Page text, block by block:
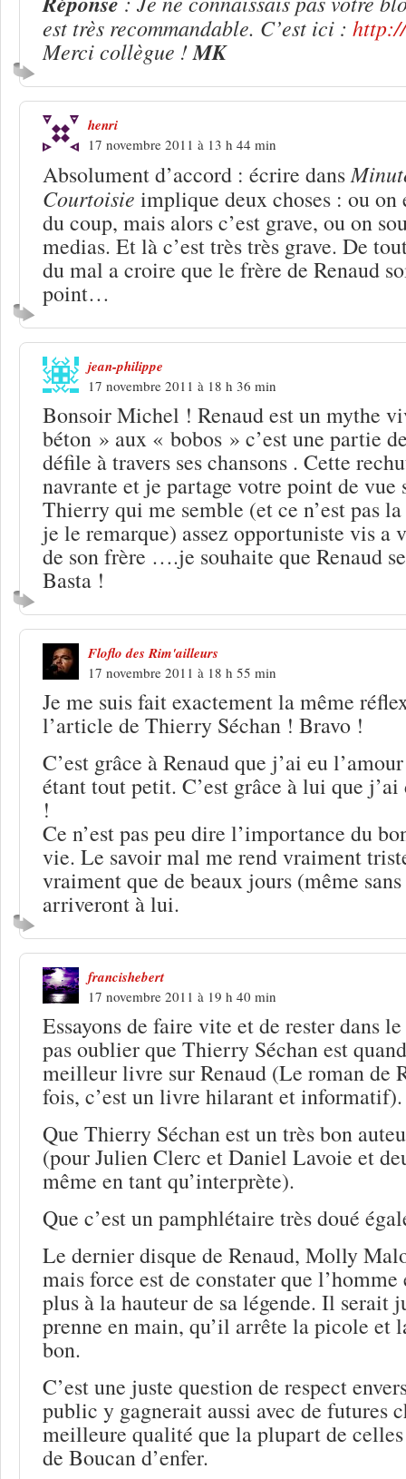
est très recommandable. C’est ici :
Merci collègue !MK
henri
17 novembre 2011 à 13 h 44 min
Absolument d’accord : écrire dans
Courtoisie implique deux choses : ou on
du coup, mais alors c’est grave, ou on
medias. Et là c’est très très grave. De
du mal a croire que le frère de Renaud
point…
jean-philippe
17 novembre 2011 à 18 h 36 min
Bonsoir Michel ! Renaud est un mythe
béton » aux « bobos » c’est une partie
défile à travers ses chansons . Cette
navrante et je partage votre point de vue
Thierry qui me semble (et ce n’est pas
je le remarque) assez opportuniste vis a
de son frère ….je souhaite que Renaud
Basta !
Floflo des Rim'ailleurs
17 novembre 2011 à 18 h 55 min
Je me suis fait exactement la même
l’article de Thierry Séchan ! Bravo !
C’est grâce à Renaud que j’ai eu
étant tout petit. C’est grâce à lui que j’ai
!
Ce n’est pas peu dire l’importance du
vie. Le savoir mal me rend vraiment
vraiment que de beaux jours (même
arriveront à lui.
francishebert
17 novembre 2011 à 19 h 40 min
Essayons de faire vite et de rester dans
pas oublier que Thierry Séchan est
meilleur livre sur Renaud (Le roman de
fois, c’est un livre hilarant et informatif).
Que Thierry Séchan est un très bon
(pour Julien Clerc et Daniel Lavoie et
même en tant qu’interprète).
Que c’est un pamphlétaire très doué
Le dernier disque de Renaud, Molly
mais force est de constater que
plus à la hauteur de sa légende. Il serait
prenne en main, qu’il arrête la picole et
bon.
C’est une juste question de respect
public y gagnerait aussi avec de futures
meilleure qualité que la plupart de celles
de Boucan d’enfer.